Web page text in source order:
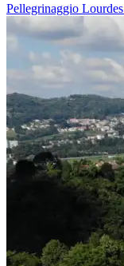
Pellegrinaggio Lourdes